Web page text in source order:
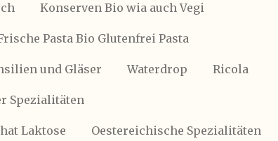
Konserven Bio wia auch Vegi
Pasta Bio Glutenfrei Pasta
und Gläser Waterdrop Ricola
Spezialitäten
Laktose Oestereichische Spezialitäten